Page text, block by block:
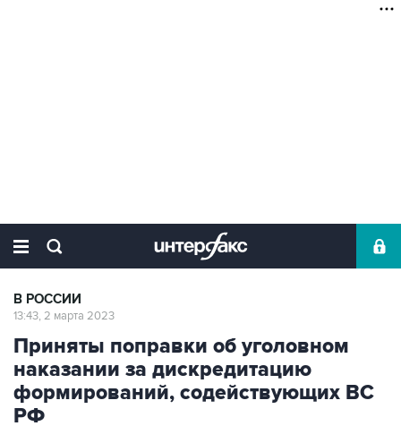
В РОССИИ
13:43, 2 марта 2023
Приняты поправки об уголовном
наказании за дискредитацию
формирований, содействующих ВС
РФ